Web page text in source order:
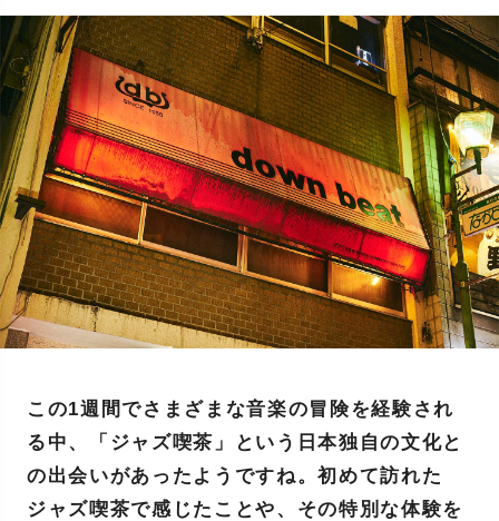
この1週間でさまざまな音楽の冒険を経験され
る中、「ジャズ喫茶」という日本独自の文化と
の出会いがあったようですね。初めて訪れた
ジャズ喫茶で感じたことや、その特別な体験を